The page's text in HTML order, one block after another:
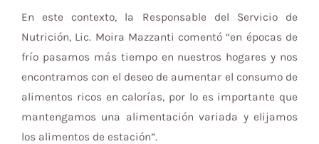
En este contexto, la Responsable del Servicio de
Nutrición, Lic. Moira Mazzanti comentó “en épocas de
frío pasamos más tiempo en nuestros hogares y nos
encontramos con el deseo de aumentar el consumo de
alimentos ricos en calorías, por lo es importante que
mantengamos una alimentación variada y elijamos
los alimentos de estación”.